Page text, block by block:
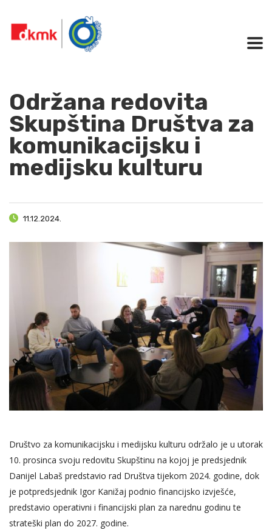
Održana redovita
Skupština Društva za
komunikacijsku i
medijsku kulturu
11.12.2024.
Društvo za komunikacijsku i medijsku kulturu održalo je u utorak
10. prosinca svoju redovitu Skupštinu na kojoj je predsjednik
Danijel Labaš predstavio rad Društva tijekom 2024. godine, dok
je potpredsjednik Igor Kanižaj podnio financijsko izvješće,
predstavio operativni i financijski plan za narednu godinu te
strateški plan do 2027. godine.